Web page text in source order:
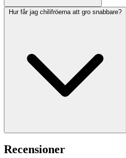
Hur får jag chilifröerna att gro snabbare?
Recensioner